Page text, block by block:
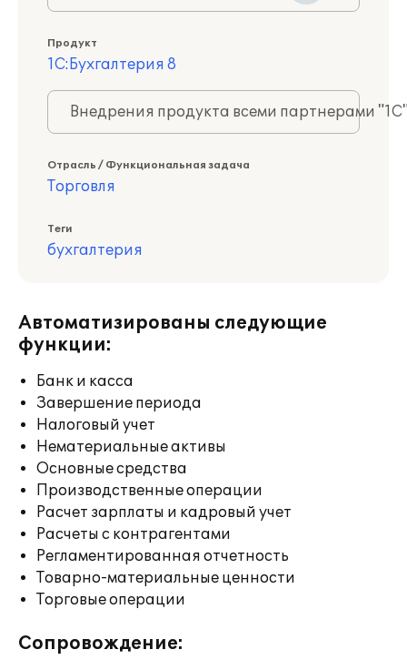
Продукт
1С:Бухгалтерия 8
Внедрения продукта всеми партнерами
Отрасль / Функциональная задача
Торговля
Теги
бухгалтерия
Автоматизированы следующие
функции:
Банк и касса
Завершение периода
Налоговый учет
Нематериальные активы
Основные средства
Производственные операции
Расчет зарплаты и кадровый учет
Расчеты с контрагентами
Регламентированная отчетность
Товарно-материальные ценности
Торговые операции
Сопровождение: